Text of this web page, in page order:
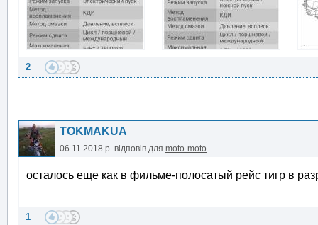
2
TOKMAKUA
06.11.2018 р. відповів для moto-moto
осталось еще как в фильме-полосатый рейс тигр в
1